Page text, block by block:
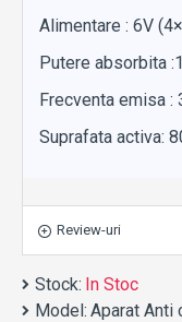
Alimentare : 6V
Putere absorbita
Frecventa emisa :
Suprafata activa:
Review-uri
Stock: In Stoc
Model: Aparat Anti